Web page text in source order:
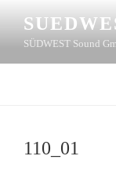
Inhalt
springenSÜDWEST Sound
110_01